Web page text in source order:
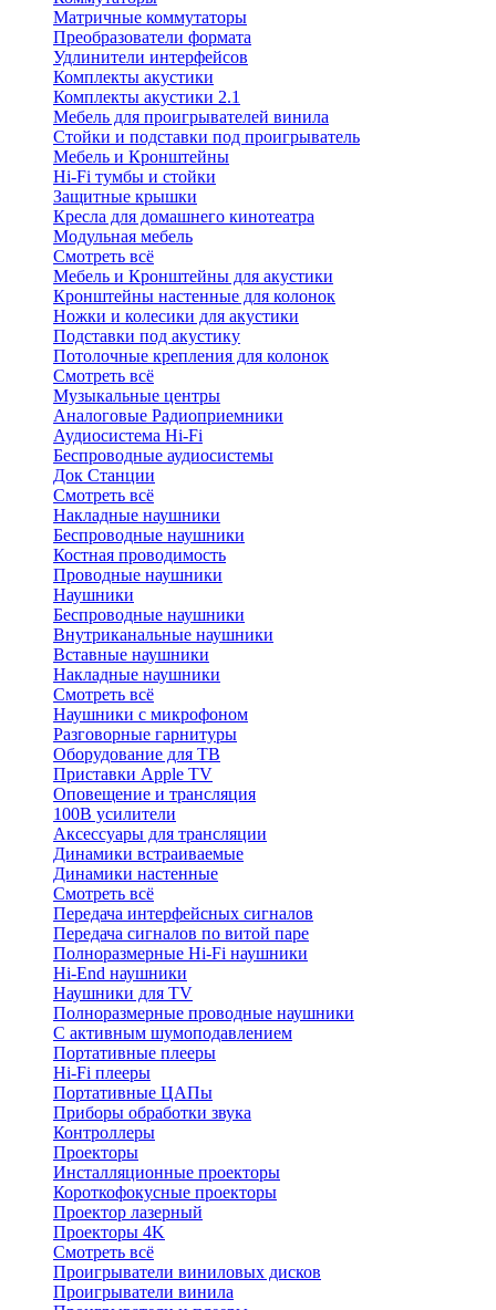
Матричные коммутаторы
Преобразователи формата
Удлинители интерфейсов
Комплекты акустики
Комплекты акустики 2.1
Мебель для проигрывателей винила
Стойки и подставки под проигрыватель
Мебель и Кронштейны
Hi-Fi тумбы и стойки
Защитные крышки
Кресла для домашнего кинотеатра
Модульная мебель
Смотреть всё
Мебель и Кронштейны для акустики
Кронштейны настенные для колонок
Ножки и колесики для акустики
Подставки под акустику
Потолочные крепления для колонок
Смотреть всё
Музыкальные центры
Аналоговые Радиоприемники
Аудиосистема Hi-Fi
Беспроводные аудиосистемы
Док Станции
Смотреть всё
Накладные наушники
Беспроводные наушники
Костная проводимость
Проводные наушники
Наушники
Беспроводные наушники
Внутриканальные наушники
Вставные наушники
Накладные наушники
Смотреть всё
Наушники с микрофоном
Разговорные гарнитуры
Оборудование для ТВ
Приставки Apple TV
Оповещение и трансляция
100В усилители
Аксессуары для трансляции
Динамики встраиваемые
Динамики настенные
Смотреть всё
Передача интерфейсных сигналов
Передача сигналов по витой паре
Полноразмерные Hi-Fi наушники
Hi-End наушники
Наушники для TV
Полноразмерные проводные наушники
С активным шумоподавлением
Портативные плееры
Hi-Fi плееры
Портативные ЦАПы
Приборы обработки звука
Контроллеры
Проекторы
Инсталляционные проекторы
Короткофокусные проекторы
Проектор лазерный
Проекторы 4K
Смотреть всё
Проигрыватели виниловых дисков
Проигрыватели винила